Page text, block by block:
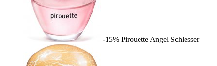
-15% Pirouette Angel Schlesser